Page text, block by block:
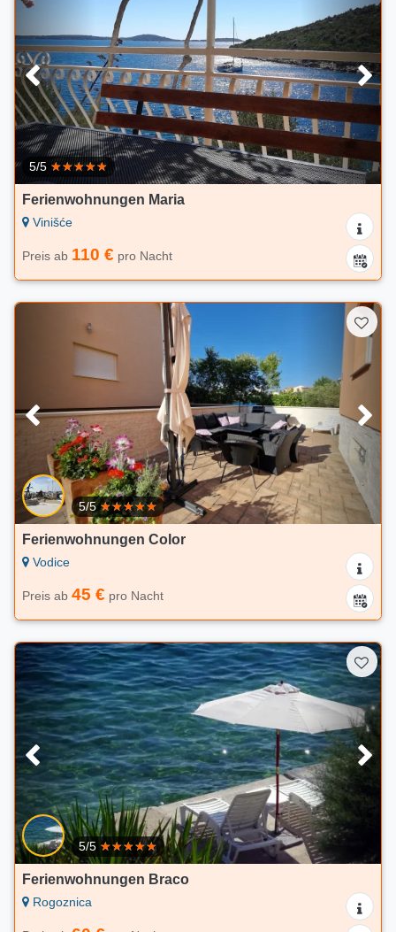
5/5
Ferienwohnungen Maria
Vinišće
Preis ab 110 € pro Nacht
5/5
Ferienwohnungen Color
Vodice
Preis ab 45 € pro Nacht
5/5
Ferienwohnungen Braco
Rogoznica